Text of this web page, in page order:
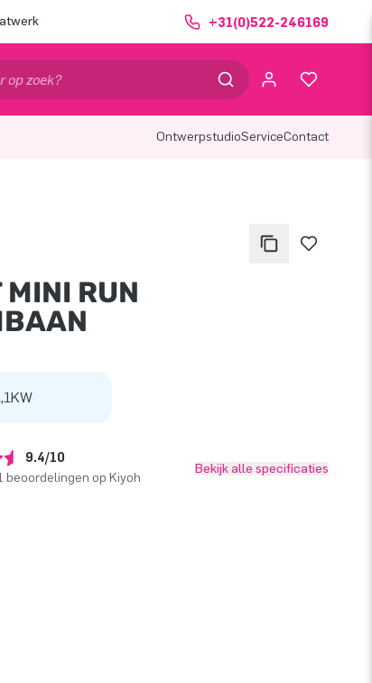
+31(0)522-246169
OntwerpstudioServiceContact
MINI RUN
9.4/10
beoordelingen op Kiyoh
Bekijk alle specificaties